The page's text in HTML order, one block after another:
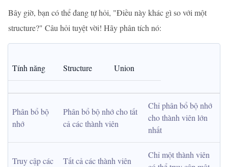
Bây giờ, bạn có thể đang tự hỏi, "Điều này khác gì so với một
structure?" Câu hỏi tuyệt vời! Hãy phân tích nó:
Tính năng Structure Union
Phân bổ bộ
nhớ
Phân bổ bộ nhớ cho tất
cả các thành viên
Chỉ phân bổ bộ nhớ
cho thành viên lớn
nhất
Truy cập các
Tất cả các thành viên
Chỉ một thành viên